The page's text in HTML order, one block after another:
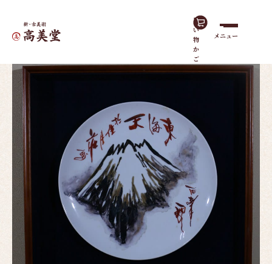
買
い
物
か
ご
メニュー
ホーム作品一覧